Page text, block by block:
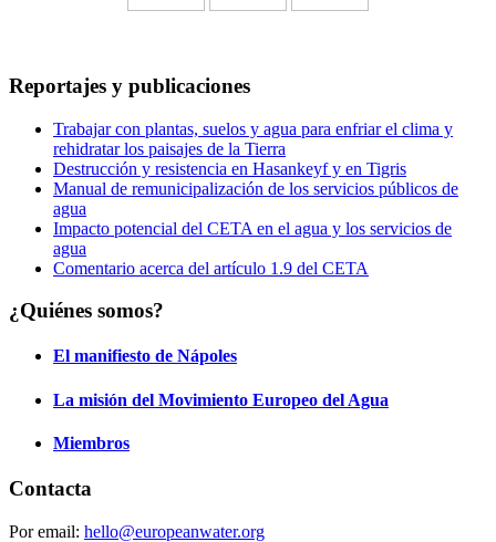
Reportajes y publicaciones
Trabajar con plantas, suelos y agua para enfriar el clima y
rehidratar los paisajes de la Tierra
Destrucción y resistencia en Hasankeyf y en Tigris
Manual de remunicipalización de los servicios públicos de
agua
Impacto potencial del CETA en el agua y los servicios de
agua
Comentario acerca del artículo 1.9 del CETA
¿Quiénes somos?
El manifiesto de Nápoles
La misión del Movimiento Europeo del Agua
Miembros
Contacta
Por email: hello@europeanwater.org